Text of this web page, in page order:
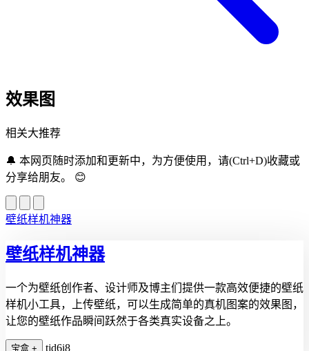
效果图
相关大推荐
🔔 本网页随时添加和更新中，为方便使用，请(Ctrl+D)收藏或
分享给朋友。 😊
壁纸样机神器
壁纸样机神器
一个为壁纸创作者、设计师及博主们提供一款高效便捷的壁纸
样机小工具，上传壁纸，可以生成简单的真机图案的效果图，
让您的壁纸作品瞬间跃然于各类真实设备之上。
宝盒 +
tjd6i8